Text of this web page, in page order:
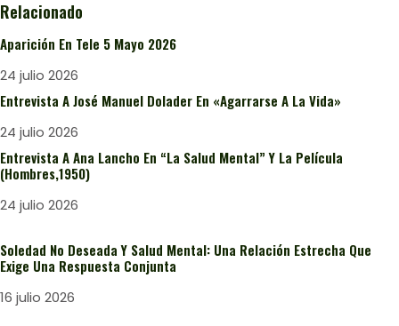
Relacionado
Aparición En Tele 5 Mayo 2026
24 julio 2026
Entrevista A José Manuel Dolader En «Agarrarse A La Vida»
24 julio 2026
Entrevista A Ana Lancho En “La Salud Mental” Y La Película
(Hombres,1950)
24 julio 2026
Soledad No Deseada Y Salud Mental: Una Relación Estrecha Que
Exige Una Respuesta Conjunta
16 julio 2026